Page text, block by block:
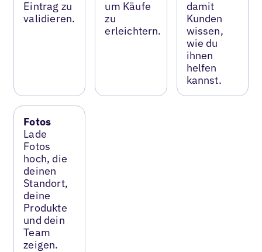
Eintrag zu
validieren.
um Käufe
zu
erleichtern.
damit
Kunden
wissen,
wie du
ihnen
helfen
kannst.
Fotos
Lade
Fotos
hoch, die
deinen
Standort,
deine
Produkte
und dein
Team
zeigen.